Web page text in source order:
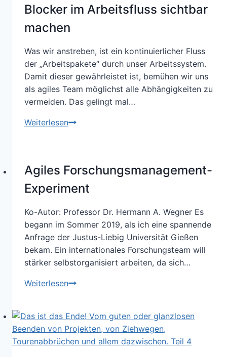
–
Bestandsaufnahme
Teil
2
Blocker im Arbeitsfluss sichtbar
machen
Was wir anstreben, ist ein kontinuierlicher Fluss
der „Arbeitspakete“ durch unser Arbeitssystem.
Damit dieser gewährleistet ist, bemühen wir uns
als agiles Team möglichst alle Abhängigkeiten zu
vermeiden. Das gelingt mal…
WeiterlesenAus
|
Blocker
Arbeitsfluss
sichtbar
machen
Agiles Forschungsmanagement-
Experiment
Ko-Autor: Professor Dr. Hermann A. Wegner Es
begann im Sommer 2019, als ich eine spannende
Anfrage der Justus-Liebig Universität Gießen
bekam. Ein internationales Forschungsteam will
stärker selbstorganisiert arbeiten, da sich…
WeiterlesenAgiles